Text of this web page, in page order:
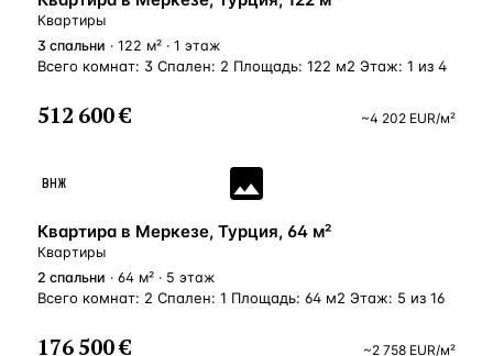
Квартиры
3 спальни · 122 м² · 1 этаж
Всего комнат: 3 Спален: 2 Площадь: 122 м2 Этаж: 1 из 4
512 600 € ~4 202 EUR/м²
ВНЖ
Квартира в Меркезе, Турция, 64 м²
Квартиры
2 спальни · 64 м² · 5 этаж
Всего комнат: 2 Спален: 1 Площадь: 64 м2 Этаж: 5 из 16
176 500 € ~2 758 EUR/м²